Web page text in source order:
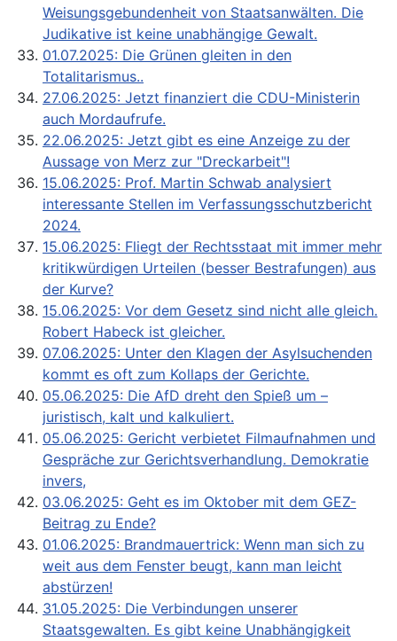
Weisungsgebundenheit von Staatsanwälten. Die
Judikative ist keine unabhängige Gewalt.
01.07.2025: Die Grünen gleiten in den
Totalitarismus..
27.06.2025: Jetzt finanziert die CDU-Ministerin
auch Mordaufrufe.
22.06.2025: Jetzt gibt es eine Anzeige zu der
Aussage von Merz zur "Dreckarbeit"!
15.06.2025: Prof. Martin Schwab analysiert
interessante Stellen im Verfassungsschutzbericht
2024.
15.06.2025: Fliegt der Rechtsstaat mit immer mehr
kritikwürdigen Urteilen (besser Bestrafungen) aus
der Kurve?
15.06.2025: Vor dem Gesetz sind nicht alle gleich.
Robert Habeck ist gleicher.
07.06.2025: Unter den Klagen der Asylsuchenden
kommt es oft zum Kollaps der Gerichte.
05.06.2025: Die AfD dreht den Spieß um –
juristisch, kalt und kalkuliert.
05.06.2025: Gericht verbietet Filmaufnahmen und
Gespräche zur Gerichtsverhandlung. Demokratie
invers,
03.06.2025: Geht es im Oktober mit dem GEZ-
Beitrag zu Ende?
01.06.2025: Brandmauertrick: Wenn man sich zu
weit aus dem Fenster beugt, kann man leicht
abstürzen!
31.05.2025: Die Verbindungen unserer
Staatsgewalten. Es gibt keine Unabhängigkeit